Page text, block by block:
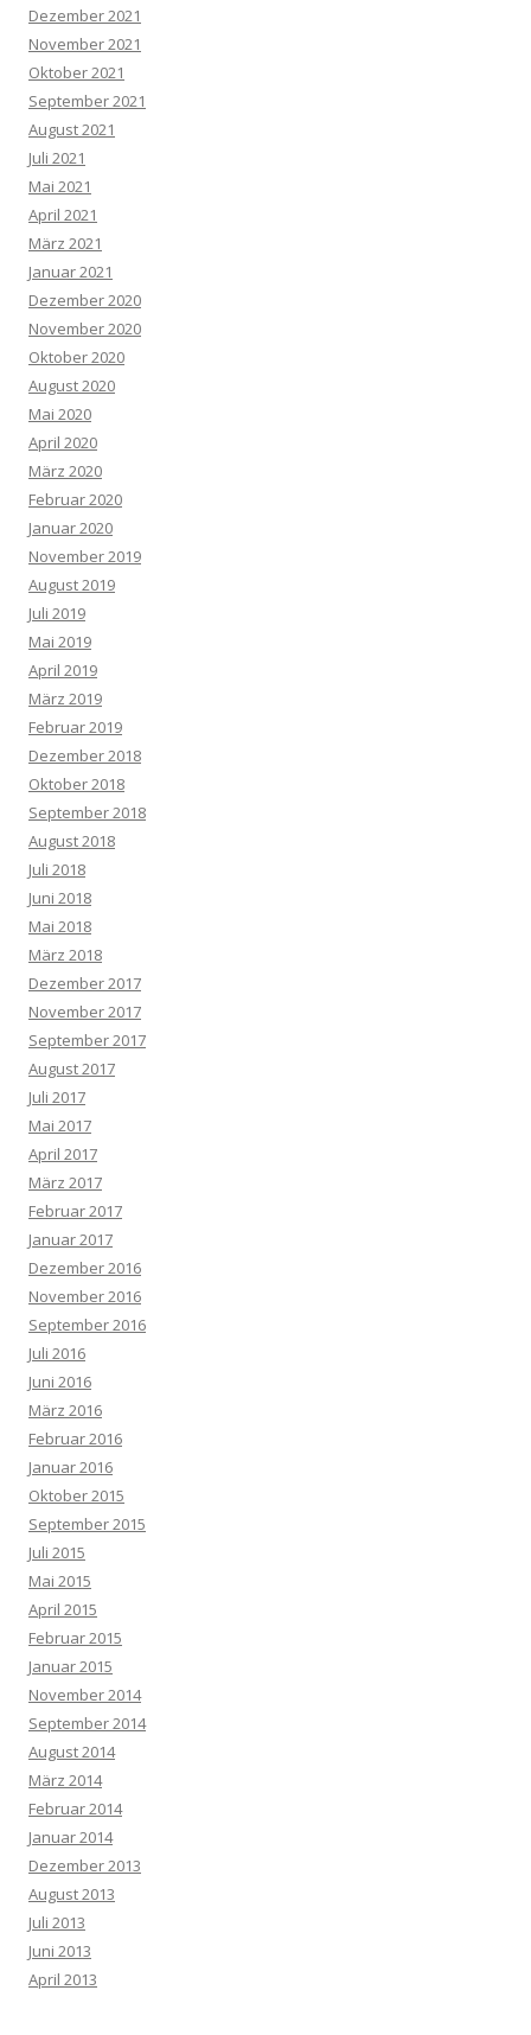
Dezember 2021
November 2021
Oktober 2021
September 2021
August 2021
Juli 2021
Mai 2021
April 2021
März 2021
Januar 2021
Dezember 2020
November 2020
Oktober 2020
August 2020
Mai 2020
April 2020
März 2020
Februar 2020
Januar 2020
November 2019
August 2019
Juli 2019
Mai 2019
April 2019
März 2019
Februar 2019
Dezember 2018
Oktober 2018
September 2018
August 2018
Juli 2018
Juni 2018
Mai 2018
März 2018
Dezember 2017
November 2017
September 2017
August 2017
Juli 2017
Mai 2017
April 2017
März 2017
Februar 2017
Januar 2017
Dezember 2016
November 2016
September 2016
Juli 2016
Juni 2016
März 2016
Februar 2016
Januar 2016
Oktober 2015
September 2015
Juli 2015
Mai 2015
April 2015
Februar 2015
Januar 2015
November 2014
September 2014
August 2014
März 2014
Februar 2014
Januar 2014
Dezember 2013
August 2013
Juli 2013
Juni 2013
April 2013